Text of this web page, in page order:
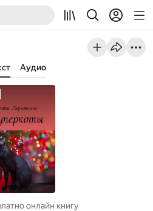
Аудио
онлайн книгу